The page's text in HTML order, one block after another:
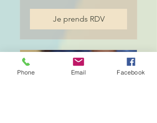
Je prends RDV
Phone Email Facebook